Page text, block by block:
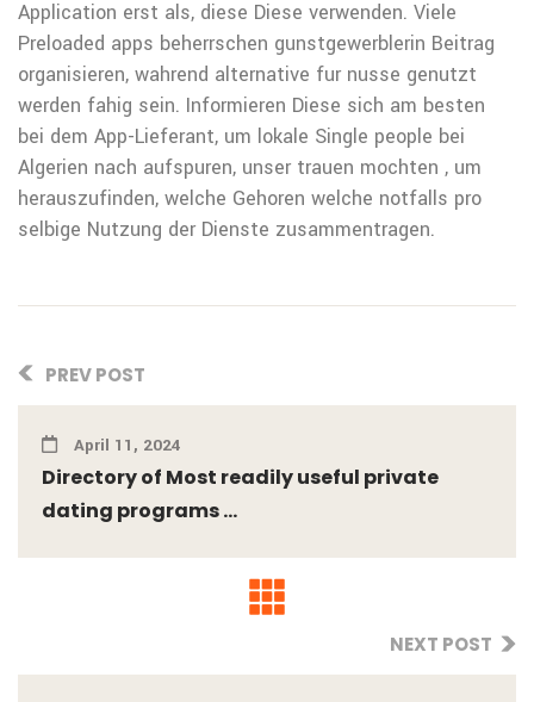
Application erst als, diese Diese verwenden. Viele
Preloaded apps beherrschen gunstgewerblerin Beitrag
organisieren, wahrend alternative fur nusse genutzt
werden fahig sein. Informieren Diese sich am besten
bei dem App-Lieferant, um lokale Single people bei
Algerien nach aufspuren, unser trauen mochten , um
herauszufinden, welche Gehoren welche notfalls pro
selbige Nutzung der Dienste zusammentragen.
PREV POST
April 11, 2024
Directory of Most readily useful private
dating programs ...
NEXT POST